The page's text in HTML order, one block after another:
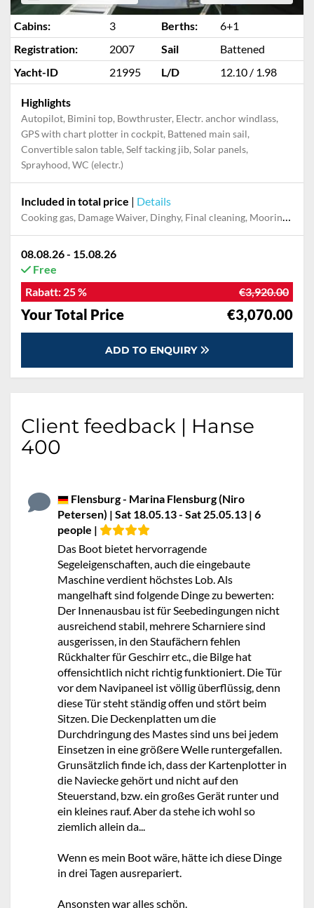
Cabins: 3 Berths:
6+1
Registration:
2007 Sail
Battened
Yacht-ID
21995 L/D 12.10 / 1.98
Highlights
Autopilot, Bimini top, Bowthruster, Electr. anchor windlass,
GPS with chart plotter in cockpit, Battened main sail,
Convertible salon table, Self tacking jib, Solar panels,
Sprayhood, WC (electr.)
Included in total price | Details
Cooking gas, Damage Waiver, Dinghy, Final cleaning, Mooring in home marina for first and last night, Outboard engine, Permit / Transitlog, Pillow, blanket, sheets, duvet cover, Towels, Welcome package
08.08.26 - 15.08.26
Free
Rabatt: 25 % €3,920.00
Your Total Price €3,070.00
ADD TO ENQUIRY
Client feedback | Hanse
400
Flensburg - Marina Flensburg (Niro
Petersen) | Sat 18.05.13 - Sat 25.05.13 | 6
people |
Das Boot bietet hervorragende
Segeleigenschaften, auch die eingebaute
Maschine verdient höchstes Lob. Als
mangelhaft sind folgende Dinge zu bewerten:
Der Innenausbau ist für Seebedingungen nicht
ausreichend stabil, mehrere Scharniere sind
ausgerissen, in den Staufächern fehlen
Rückhalter für Geschirr etc., die Bilge hat
offensichtlich nicht richtig funktioniert. Die Tür
vor dem Navipaneel ist völlig überflüssig, denn
diese Tür steht ständig offen und stört beim
Sitzen. Die Deckenplatten um die
Durchdringung des Mastes sind uns bei jedem
Einsetzen in eine größere Welle runtergefallen.
Grunsätzlich finde ich, dass der Kartenplotter in
die Naviecke gehört und nicht auf den
Steuerstand, bzw. ein großes Gerät runter und
ein kleines rauf. Aber da stehe ich wohl so
ziemlich allein da...
Wenn es mein Boot wäre, hätte ich diese Dinge
in drei Tagen ausrepariert.
Ansonsten war alles schön.